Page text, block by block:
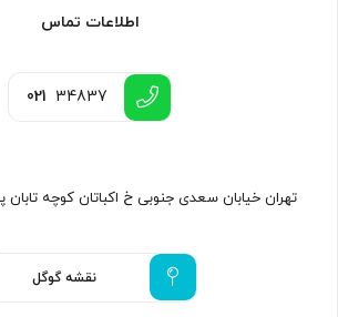
اطلاعات تماس
021 34837
تهران خیابان سعدی جنوبی خ اکباتان کوچه تابان
نقشه گوگل